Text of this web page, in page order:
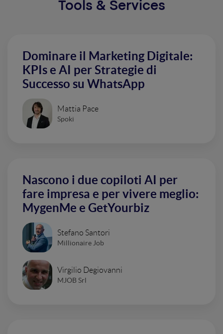
Tools & Services
Dominare il Marketing Digitale:
KPIs e AI per Strategie di
Successo su WhatsApp
Mattia Pace
Spoki
Nascono i due copiloti AI per
fare impresa e per vivere meglio:
MygenMe e GetYourbiz
Stefano Santori
Millionaire Job
Virgilio Degiovanni
MJOB Srl